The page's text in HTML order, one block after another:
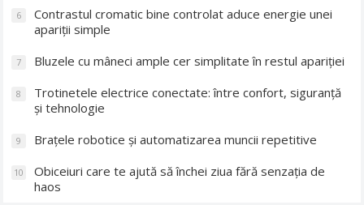
6
Contrastul cromatic bine controlat aduce energie unei
apariții simple
7 Bluzele cu mâneci ample cer simplitate în restul apariției
8
Trotinetele electrice conectate: între confort, siguranță
și tehnologie
9 Brațele robotice și automatizarea muncii repetitive
10
Obiceiuri care te ajută să închei ziua fără senzația de
haos